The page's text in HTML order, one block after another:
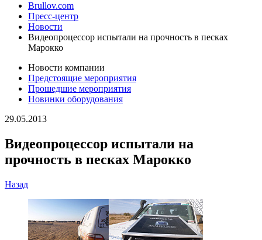
Brullov.com
Пресс-центр
Новости
Видеопроцессор испытали на прочность в песках
Марокко
Новости компании
Предстоящие мероприятия
Прошедшие мероприятия
Новинки оборудования
29.05.2013
Видеопроцессор испытали на
прочность в песках Марокко
Назад